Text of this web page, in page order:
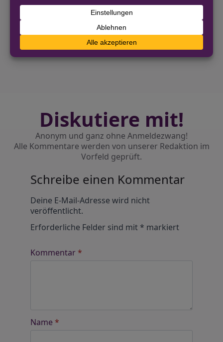
SPD kritisiert Unpünktlichkeit der Bahnen im
NÄCHSTER BEITRAG
Virtuelle Tatorte: Beverunger Unternehmen
revolutioniert die Forensik
Diskutiere mit!
Anonym und ganz ohne Anmeldezwang!
Alle Kommentare werden von unserer Redaktion im
Vorfeld geprüft.
Schreibe einen Kommentar
Deine E-Mail-Adresse wird nicht
veröffentlicht.
Erforderliche Felder sind mit* markiert
Kommentar*
Name *